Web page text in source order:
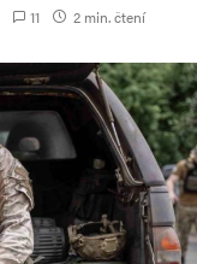
11 2 min. čtení